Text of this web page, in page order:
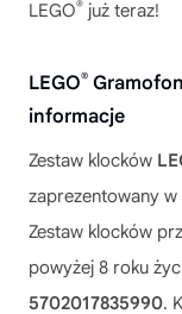
LEGO® już teraz!
LEGO®
informacje
Zestaw klocków
zaprezentowany w
Zestaw klocków
powyżej 8 roku
5702017835990.